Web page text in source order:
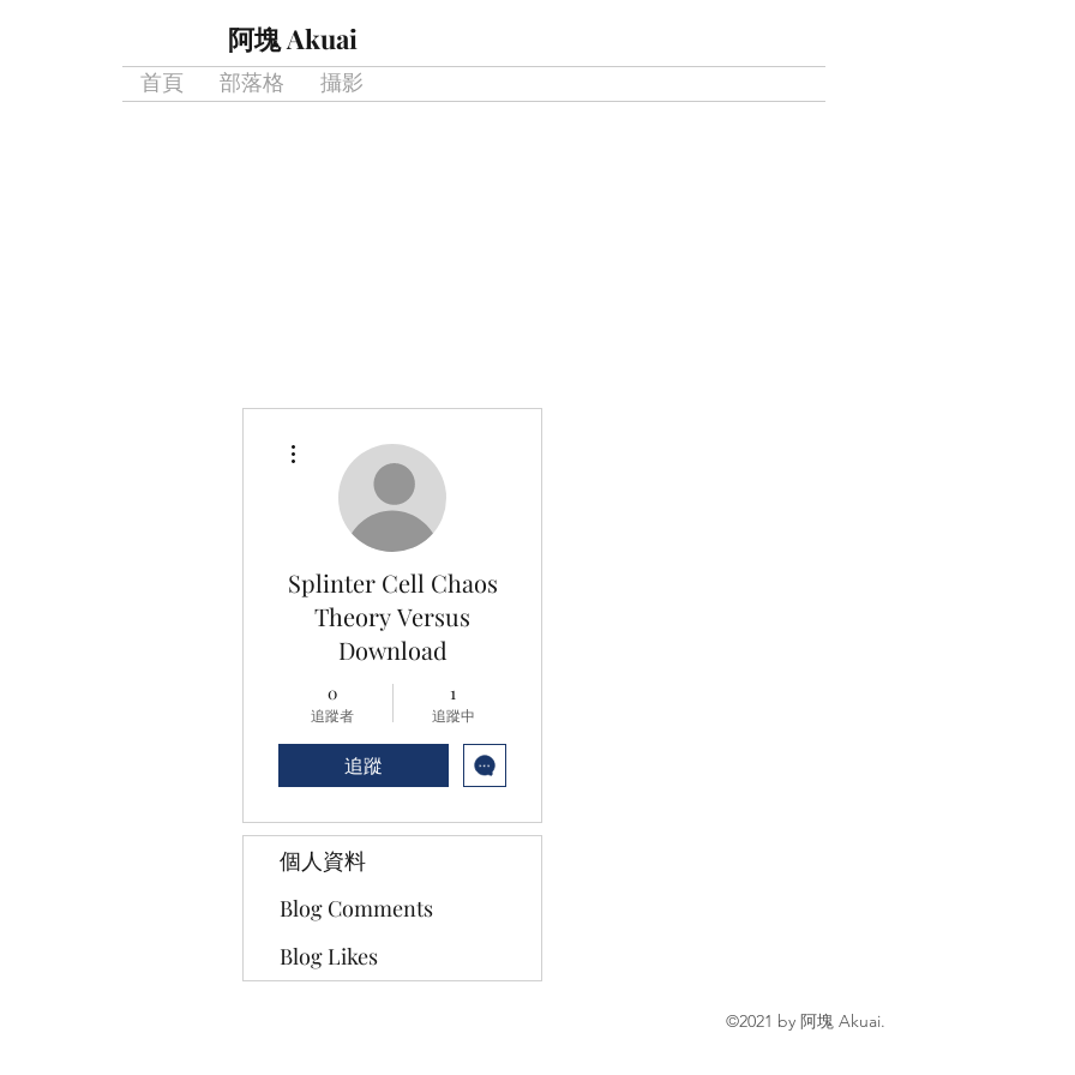
首頁 部落格 攝影
阿塊 Akuai
Splinter Cell Chaos
Theory Versus
Download
0
追蹤者
1
追蹤中
追蹤
個人資料
Blog Comments
Blog Likes
©2021 by 阿塊 Akuai.